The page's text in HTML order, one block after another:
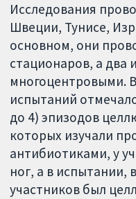
Исследования
Швеции, Тунисе,
основном, они
стационаров, а два
многоцентровыми.
испытаний
до 4) эпизодов
которых изучали
антибиотиками, у
ног, а в испытании,
участников был